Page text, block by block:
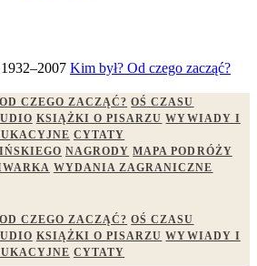
1932–2007 Kim był? Od czego zacząć?
OD CZEGO ZACZĄĆ? OŚ CZASU
KSIĄŻKI O PISARZU WYWIADY I
CYTATY
NAGRODY MAPA PODRÓŻY
WYDANIA ZAGRANICZNE
OD CZEGO ZACZĄĆ? OŚ CZASU
KSIĄŻKI O PISARZU WYWIADY I
CYTATY